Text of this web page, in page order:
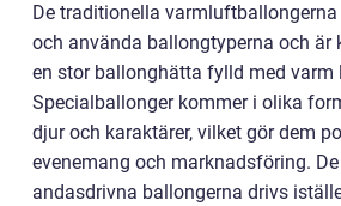
De traditionella
och använda ballongtyperna och är
en stor ballonghätta fylld med varm
Specialballonger kommer i olika
djur och karaktärer, vilket gör dem
evenemang och marknadsföring.
andasdrivna ballongerna drivs